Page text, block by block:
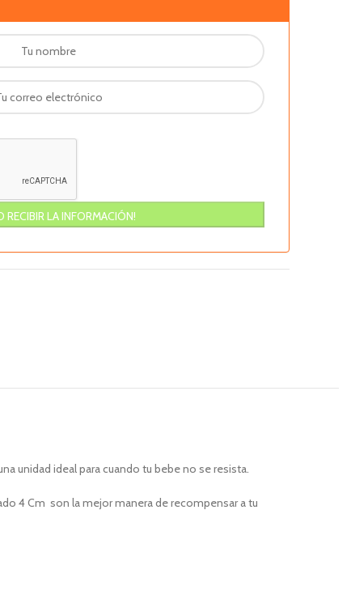
unidad ideal para cuando tu bebe no se resista.
4 Cm son la mejor manera de recompensar a tu